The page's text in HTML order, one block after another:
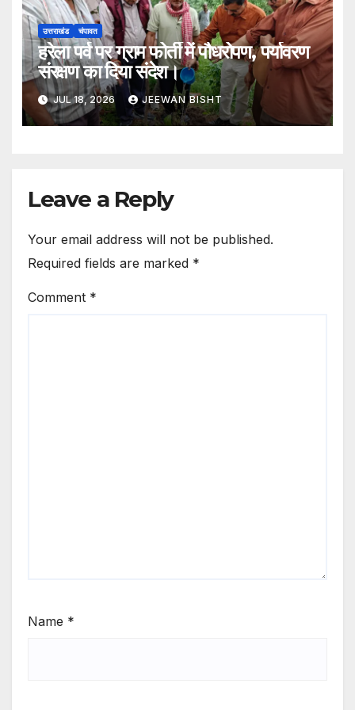
उत्तराखंड चंपावत
हरेला पर्व पर ग्राम फोर्ती में पौधरोपण, पर्यावरण
संरक्षण का दिया संदेश।
JUL 18, 2026 JEEWAN BISHT
Leave a Reply
Your email address will not be published.
Required fields are marked *
Comment *
Name *